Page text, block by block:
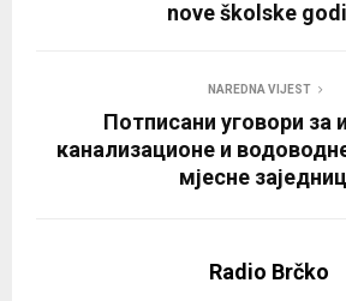
nove školske
NAREDNA VIJEST
Потписани уговори за
канализационе и
мјесне
Radio Brčko